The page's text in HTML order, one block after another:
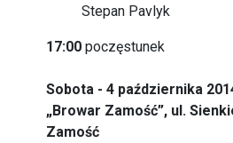
Stepan Pavlyk
17:00 poczęstunek
Sobota - 4 października
„Browar Zamość”, ul.
Zamość